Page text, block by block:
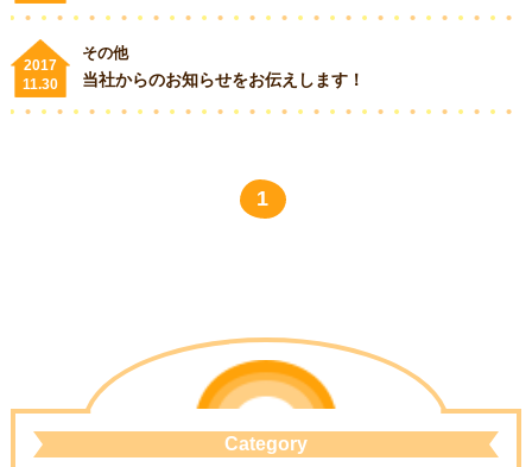
2017
11.30
その他
当社からのお知らせをお伝えします！
1
Category